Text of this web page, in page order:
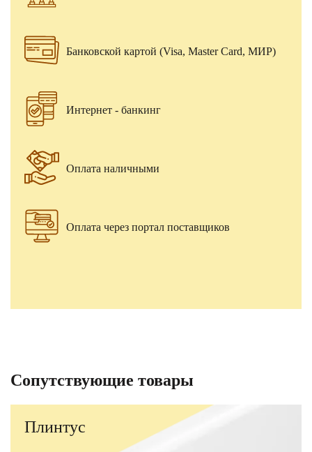
Банковской картой (Visa, Master Card, МИР)
Интернет - банкинг
Оплата наличными
Оплата через портал поставщиков
Сопутствующие товары
Плинтус